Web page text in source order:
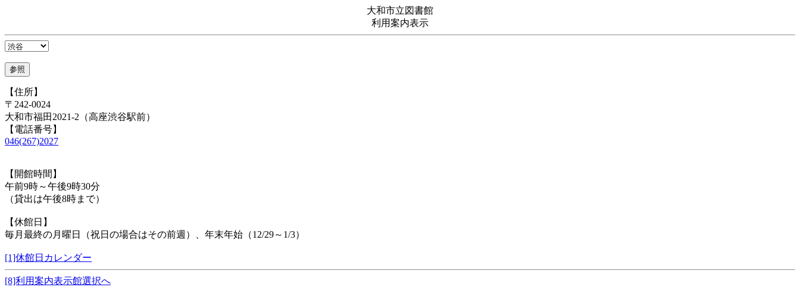
大和市立図書館
利用案内表示
【住所】
〒242-0024
大和市福田2021-2（高座渋谷駅前）
【電話番号】
046(267)2027
【開館時間】
午前9時～午後9時30分
（貸出は午後8時まで）
【休館日】
毎月最終の月曜日（祝日の場合はその前週）、年末年始（12/29～1/3）
[1]休館日カレンダー
[8]利用案内表示館選択へ